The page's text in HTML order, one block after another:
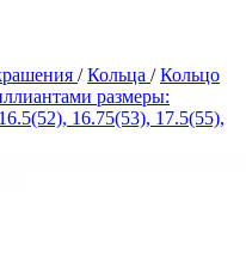
/Кольца /Кольцо
размеры:
16.75(53), 17.5(55),